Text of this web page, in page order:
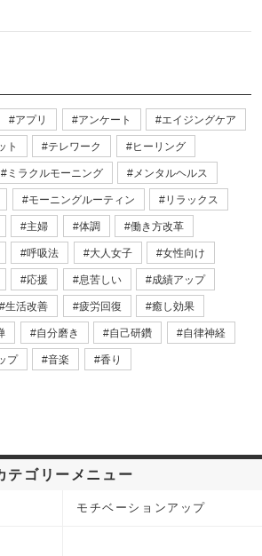
アプリ アンケート エイジングケア
ト テレワーク ヒーリング
ミラクルモーニング メンタルヘルス
モーニングルーティン リラックス
主婦 体調 働き方改革
呼吸法 大人女子 女性向け
応援 息苦しい 成績アップ
生活改善 疲労回復 癒し効果
自分磨き 自己研鑽 自律神経
プ 音楽 香り
テゴリーメニュー
モチベーションアップ